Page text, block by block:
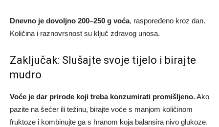
Dnevno je dovoljno 200–250 g voća, raspoređeno kroz dan.
Količina i raznovrsnost su ključ zdravog unosa.
Zaključak: Slušajte svoje tijelo i birajte
mudro
Voće je dar prirode koji treba konzumirati promišljeno.Ako
pazite na šećer ili težinu, birajte voće s manjom količinom
fruktoze i kombinujte ga s hranom koja balansira nivo glukoze.